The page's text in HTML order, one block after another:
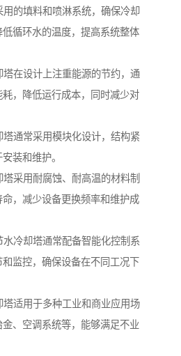
的填料和喷淋系统，确保冷却
循环水的温度，提高系统整体
在设计上注重能源的节约，通
，降低运行成本，同时减少对
通常采用模块化设计，结构紧
装和维护。
采用耐腐蚀、耐高温的材料制
，减少设备更换频率和维护成
冷却塔通常配备智能化控制系
监控，确保设备在不同工况下
塔适用于多种工业和商业应用场
、空调系统等，能够满足不业